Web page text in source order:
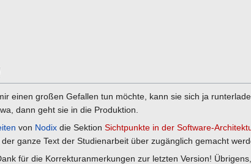
einen großen Gefallen tun möchte, kann sie sich ja
dann geht sie in die Produktion.
von Nodix die Sektion Sichtpunkte in der Software-
ganze Text der Studienarbeit über zugänglich gemacht
für die Korrekturanmerkungen zur letzten Version!